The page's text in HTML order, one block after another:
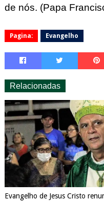
de nós. (Papa
Pagina: Evangelho
Relacionadas
Evangelho de Jesus Cristo